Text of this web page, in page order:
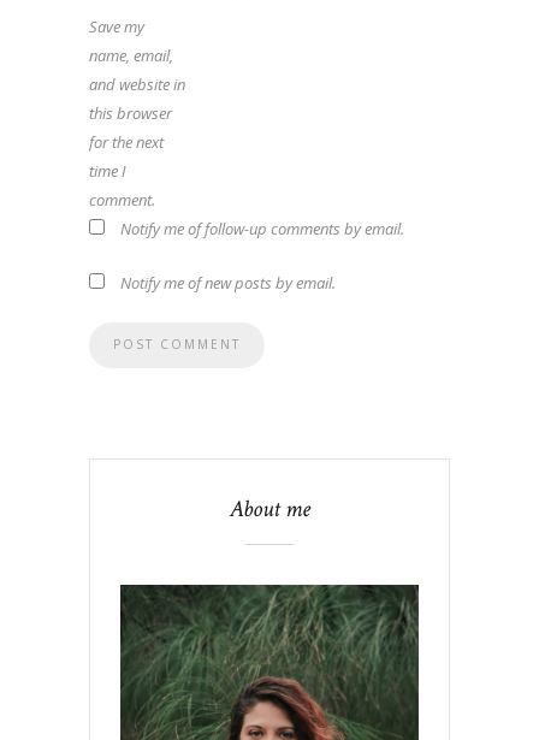
Save my
name, email,
and website in
this browser
for the next
time I
comment.
Notify me of follow-up comments by email.
Notify me of new posts by email.
About me